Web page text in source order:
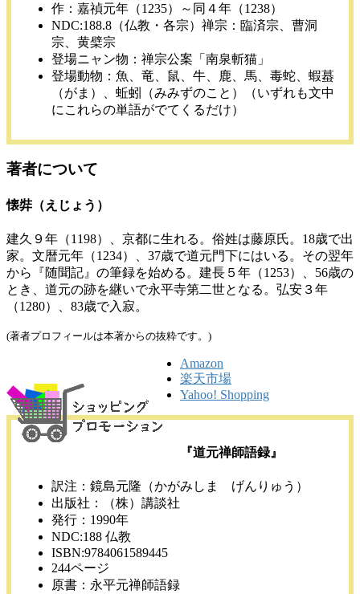
作：嘉禎元年（1235）～同４年（1238）
NDC:188.8（仏教・各宗）禅宗：臨済宗、曹洞
宗、黄檗宗
登場ニャン物：禅宗公案「南泉斬猫」
登場動物：魚、竜、鼠、牛、鹿、馬、毒蛇、蝦蟇
（がま）、蚯蚓（みみずのこと）（いずれも文中
にこれらの単語がでてくるだけ）
著者について
懐弉（えじょう）
建久９年（1198）、京都に生れる。俗姓は藤原氏。18歳で出
家。文暦元年（1234）、37歳で道元門下にはいる。その翌年
から『随聞記』の筆録を始める。建長５年（1253）、56歳の
とき、道元の跡を継いで永平寺第二世となる。弘安３年
（1280）、83歳で入寂。
(著者プロフィールは本著からの抜粋です。)
Amazon
楽天市場
Yahoo! Shopping
『道元禅師語録』
訳注：鏡島元隆（かがみしま げんりゅう）
出版社：（株）講談社
発行：1990年
NDC:188 仏教
ISBN:9784061589445
244ページ
原書：永平元禅師語録